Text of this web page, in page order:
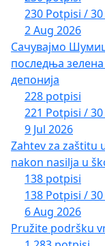
230 Potpisi /
2 Aug 2026
Сачувајмо
последња
депонија
228 potpisi
221 Potpisi /
9 Jul 2026
Zahtev za zaštitu
nakon nasilja u
138 potpisi
138 Potpisi /
6 Aug 2026
Pružite podršku